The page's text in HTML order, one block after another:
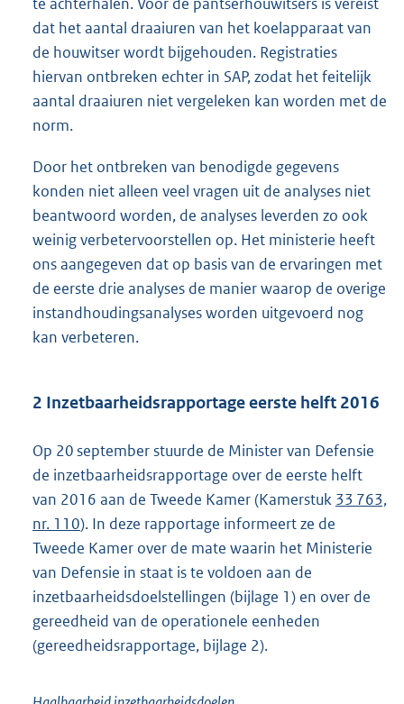
te achterhalen. Voor de pantserhouwitsers is vereist
dat het aantal draaiuren van het koelapparaat van
de houwitser wordt bijgehouden. Registraties
hiervan ontbreken echter in SAP, zodat het feitelijk
aantal draaiuren niet vergeleken kan worden met de
norm.
Door het ontbreken van benodigde gegevens
konden niet alleen veel vragen uit de analyses niet
beantwoord worden, de analyses leverden zo ook
weinig verbetervoorstellen op. Het ministerie heeft
ons aangegeven dat op basis van de ervaringen met
de eerste drie analyses de manier waarop de overige
instandhoudingsanalyses worden uitgevoerd nog
kan verbeteren.
2 Inzetbaarheidsrapportage eerste helft 2016
Op 20 september stuurde de Minister van Defensie
de inzetbaarheidsrapportage over de eerste helft
van 2016 aan de Tweede Kamer (Kamerstuk 33 763,
nr. 110). In deze rapportage informeert ze de
Tweede Kamer over de mate waarin het Ministerie
van Defensie in staat is te voldoen aan de
inzetbaarheidsdoelstellingen (bijlage 1) en over de
gereedheid van de operationele eenheden
(gereedheidsrapportage, bijlage 2).